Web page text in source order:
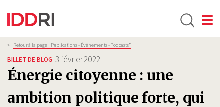
Aller
au
contenu
principal
Fil
d'Ariane
> Retour à la page "Publications - Évènements - Podcasts”
BILLET DE BLOG 3 février 2022
Énergie citoyenne : une
ambition politique forte, qui